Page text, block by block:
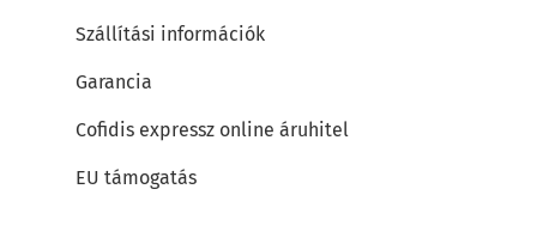
Szállítási információk
Garancia
Cofidis expressz online áruhitel
EU támogatás